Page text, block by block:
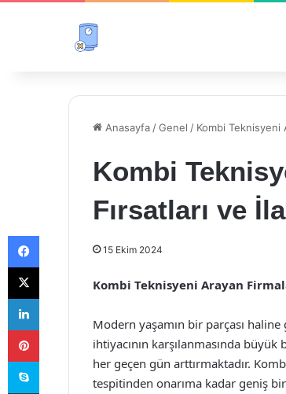
Anasayfa /Genel / Kombi Teknisyeni
Kombi
Fırsatları ve
15 Ekim 2024
Kombi Teknisyeni Arayan
Modern yaşamın bir parçası haline
ihtiyacının karşılanmasında
her geçen gün arttırmaktadır.
tespitinden onarıma kadar geniş
Facebook
X
LinkedIn
Pinterest
Skype